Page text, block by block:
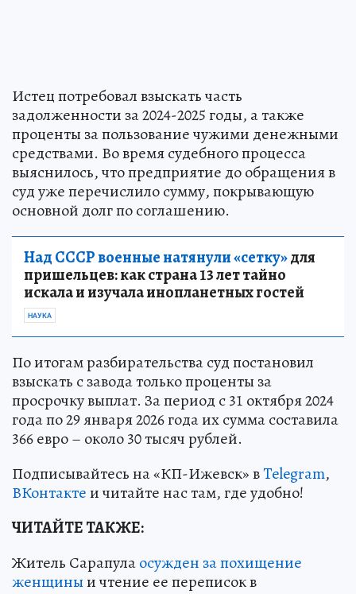
Истец потребовал взыскать часть
задолженности за 2024-2025 годы, а также
проценты за пользование чужими денежными
средствами. Во время судебного процесса
выяснилось, что предприятие до обращения в
суд уже перечислило сумму, покрывающую
основной долг по соглашению.
Над СССР военные натянули «сетку»для
пришельцев: как страна 13 лет тайно
искала и изучала инопланетных гостей
НАУКА
По итогам разбирательства суд постановил
взыскать с завода только проценты за
просрочку выплат. За период с 31 октября 2024
года по 29 января 2026 года их сумма составила
366 евро – около 30 тысяч рублей.
Подписывайтесь на «КП-Ижевск» вTelegram,
ВКонтактеи читайте нас там, где удобно!
ЧИТАЙТЕ ТАКЖЕ:
Житель Сарапулаосужден за похищение
женщиныи чтение ее переписок в